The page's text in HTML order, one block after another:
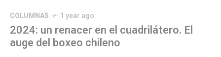
COLUMNAS 1 year ago
2024: un renacer en el cuadrilátero. El
auge del boxeo chileno